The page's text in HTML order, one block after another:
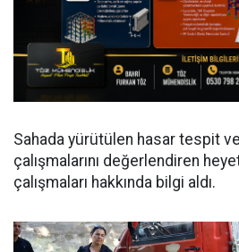
Sahada yürütülen hasar tespit
çalışmalarını değerlendiren
çalışmaları hakkında bilgi aldı.